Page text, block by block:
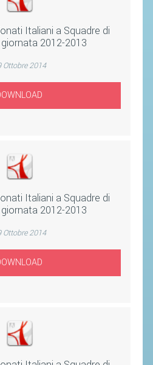
Italiani a Squadre di
giornata 2012-2013
Ottobre 2014
Italiani a Squadre di
giornata 2012-2013
Ottobre 2014
TECNICO
– PALABADMINTON
D'INTERESSE NAZIONALE
ATLETI
CON NOI
TECNICI TERRITORIALI
E TESSERAMENTO
E TASSE
AL TESSERAMENTO ON
UN ESD